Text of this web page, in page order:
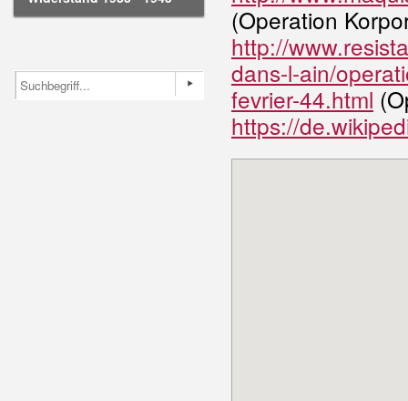
(Operation
http://
dans-l-ain/
fevrier-44.html
https://